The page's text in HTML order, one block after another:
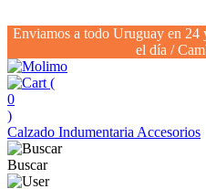
Enviamos a todo Uruguay en
el día /
(
0
)
Calzado Indumentaria Accesorios
Buscar